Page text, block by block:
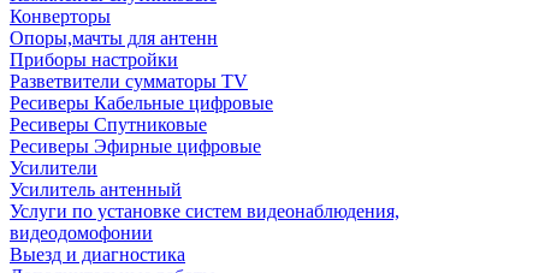
Конверторы
Опоры,мачты для антенн
Приборы настройки
Разветвители сумматоры TV
Ресиверы Кабельные цифровые
Ресиверы Спутниковые
Ресиверы Эфирные цифровые
Усилители
Усилитель антенный
Услуги по установке систем видеонаблюдения,
видеодомофонии
Выезд и диагностика